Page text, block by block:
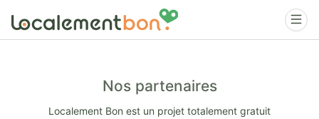
Nos partenaires
Localement Bon est un projet totalement gratuit